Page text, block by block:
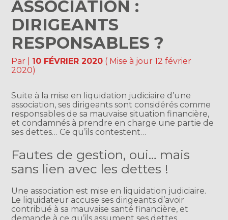
ASSOCIATION :
DIRIGEANTS
RESPONSABLES ?
Par 10 FÉVRIER 2020 ( Mise à jour 12 février
2020)
Suite à la mise en liquidation judiciaire d’une
association, ses dirigeants sont considérés comme
responsables de sa mauvaise situation financière,
et condamnés à prendre en charge une partie de
ses dettes… Ce qu’ils contestent…
Fautes de gestion, oui… mais
sans lien avec les dettes !
Une association est mise en liquidation judiciaire.
Le liquidateur accuse ses dirigeants d’avoir
contribué à sa mauvaise santé financière, et
demande à ce qu’ils assument ses dettes…